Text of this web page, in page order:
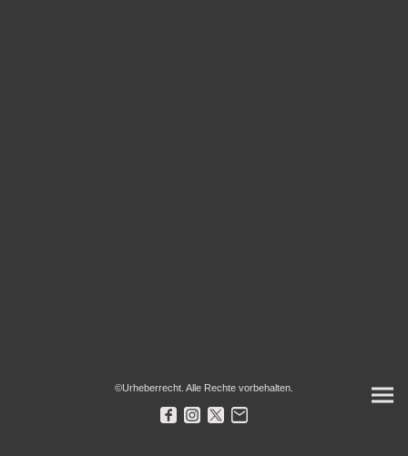
©Urheberrecht. Alle Rechte vorbehalten.